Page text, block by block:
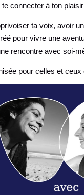
connecter à ton
ta voix, avoir
pour vivre une
rencontre avec soi-
pour celles et